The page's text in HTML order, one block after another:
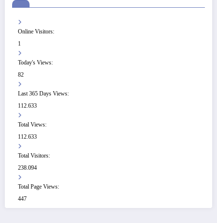
Online Visitors:
1
Today's Views:
82
Last 365 Days Views:
112.633
Total Views:
112.633
Total Visitors:
238.094
Total Page Views:
447